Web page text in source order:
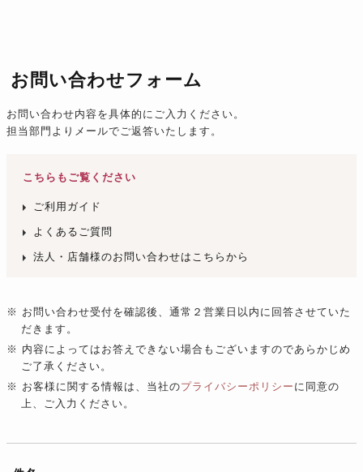
お問い合わせフォーム
お問い合わせ内容を具体的にご入力ください。
担当部門よりメールでご返答いたします。
こちらもご覧ください
ご利用ガイド
よくあるご質問
法人・店舗様のお問い合わせはこちらから
※ お問い合わせ受付を確認後、通常２営業日以内に回答させていた
だきます。
※ 内容によってはお答えできない場合もございますのであらかじめ
ご了承ください。
※ お客様に関する情報は、当社のプライバシーポリシー に同意の
上、ご入力ください。